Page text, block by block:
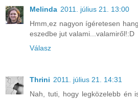
Melinda 2011. július 21. 13:00
Hmm,ez nagyon ígéretesen
eszedbe jut valami...valamiről!:D
Válasz
Thrini 2011. július 21. 14:31
Nah, tuti, hogy legközelebb én